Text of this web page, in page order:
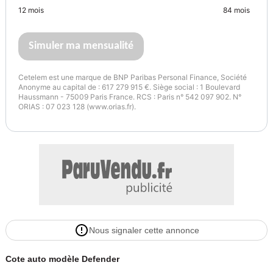
12 mois 84 mois
Simuler ma mensualité
Cetelem est une marque de BNP Paribas Personal Finance, Société
Anonyme au capital de : 617 279 915 €. Siège social : 1 Boulevard
Haussmann - 75009 Paris France. RCS : Paris n° 542 097 902. N°
ORIAS : 07 023 128 (www.orias.fr).
Nous signaler cette annonce
Cote auto modèle Defender